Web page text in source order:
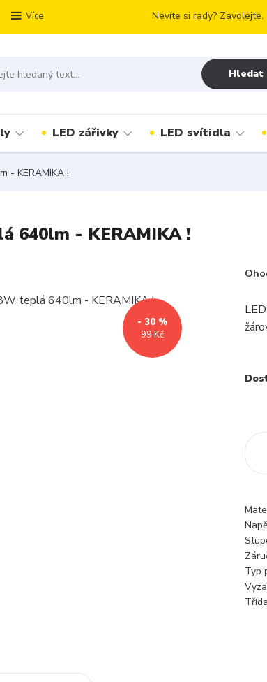
Více
Hledat
Nevíte si rady? Zavolejte.
LED zářivky LED svítidla
- KERAMIKA !
640lm - KERAMIKA !
99 Kč
- 30 %
Typ